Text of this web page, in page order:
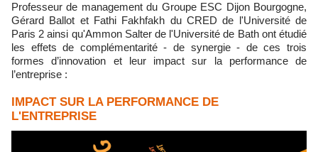
Professeur de ‪management du Groupe ESC Dijon Bourgogne,
Gérard Ballot et Fathi Fakhfakh du CRED de l'Université de
Paris 2 ainsi qu'Ammon Salter de l'Université de Bath ont étudié
les effets de complémentarité - de synergie - de ces trois
formes d’innovation et leur impact sur la performance de
l’entreprise :
IMPACT SUR LA PERFORMANCE DE
L'ENTREPRISE